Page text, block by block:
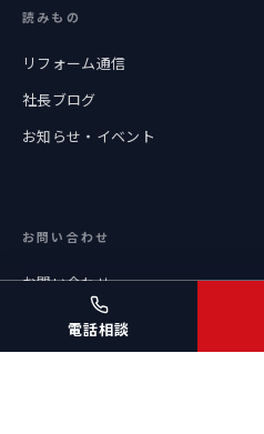
読みもの
リフォーム通信
社長ブログ
お知らせ・イベント
お問い合わせ
お問い合わせ
不具合・修理
電話相談